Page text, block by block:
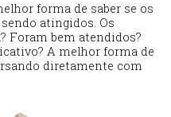
forma de saber se os
atingidos. Os
Foram bem atendidos?
A melhor forma de
diretamente com